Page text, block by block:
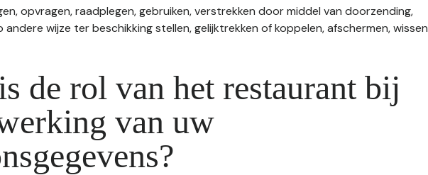
opvragen, raadplegen, gebruiken, verstrekken door middel van doorzending,
wijze ter beschikking stellen, gelijktrekken of koppelen, afschermen, wissen
de rol van het restaurant bij
van uw